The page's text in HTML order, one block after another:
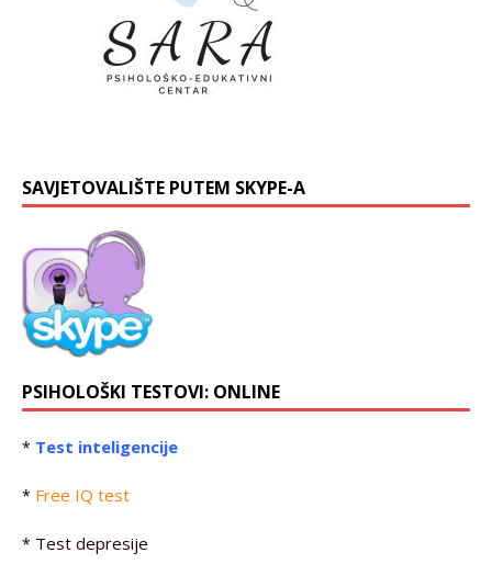
SAVJETOVALIŠTE PUTEM SKYPE-A
PSIHOLOŠKI TESTOVI: ONLINE
* Test inteligencije
* Free IQ test
* Test depresije